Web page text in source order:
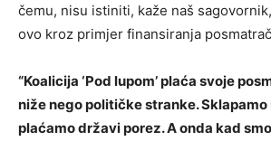
čemu, nisu istiniti, kaže naš
ovo kroz primjer finansiranja
“Koalicija ‘Pod lupom’ plaća svoje
niže nego političke stranke.
plaćamo državi porez. A onda kad